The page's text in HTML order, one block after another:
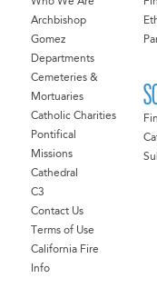
Who We Are
Archbishop
Gomez
Departments
Cemeteries &
Mortuaries
Catholic Charities
Pontifical
Missions
Cathedral
C3
Contact Us
Terms of Use
California Fire
Info